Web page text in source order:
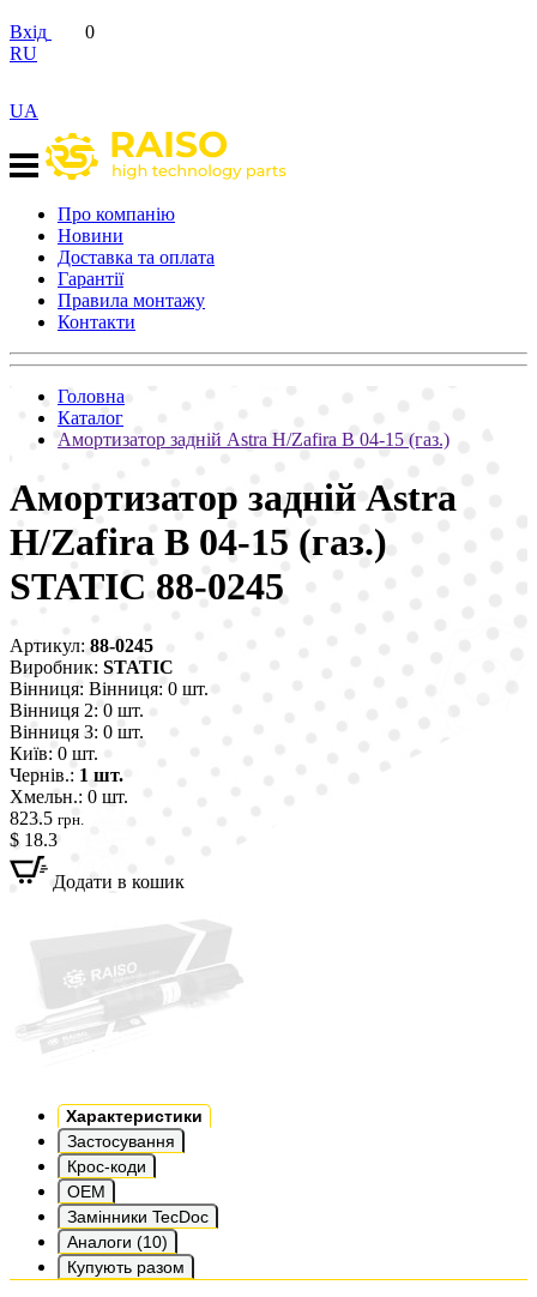
Вхід
0
RU
UA
Про компанію
Новини
Доставка та оплата
Гарантії
Правила монтажу
Контакти
Головна
Каталог
Амортизатор задній Astra H/Zafira B 04-15 (газ.)
Амортизатор задній Astra
H/Zafira B 04-15 (газ.)
STATIC 88-0245
Артикул: 88-0245
Виробник: STATIC
Вінниця: Вінниця: 0 шт.
Вінниця 2: 0 шт.
Вінниця 3: 0 шт.
Київ: 0 шт.
Чернів.: 1 шт.
Хмельн.: 0 шт.
823.5 грн.
$ 18.3
Додати в кошик
Характеристики
Застосування
Крос-коди
OEM
Замінники TecDoc
Аналоги (10)
Купують разом